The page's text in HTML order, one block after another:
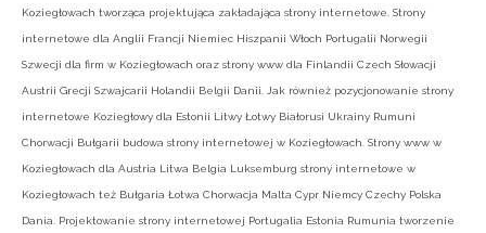
Koziegłowach tworząca projektująca zakładająca strony internetowe. Strony
internetowe dla Anglii Francji Niemiec Hiszpanii Włoch Portugalii Norwegii
Szwecji dla firm w Koziegłowach oraz strony www dla Finlandii Czech Słowacji
Austrii Grecji Szwajcarii Holandii Belgii Danii. Jak również pozycjonowanie strony
internetowe Koziegłowy dla Estonii Litwy Łotwy Białorusi Ukrainy Rumuni
Chorwacji Bułgarii budowa strony internetowej w Koziegłowach. Strony www w
Koziegłowach dla Austria Litwa Belgia Luksemburg strony internetowe w
Koziegłowach też Bułgaria Łotwa Chorwacja Malta Cypr Niemcy Czechy Polska
Dania. Projektowanie strony internetowej Portugalia Estonia Rumunia tworzenie